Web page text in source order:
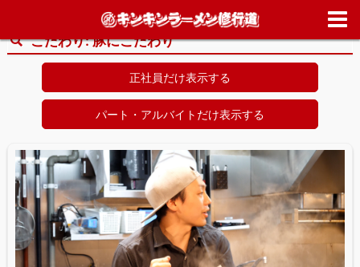
求人情報>豚にこだわり
こだわり:豚にこだわり
正社員だけ表示する
パート・アルバイトだけ表示する